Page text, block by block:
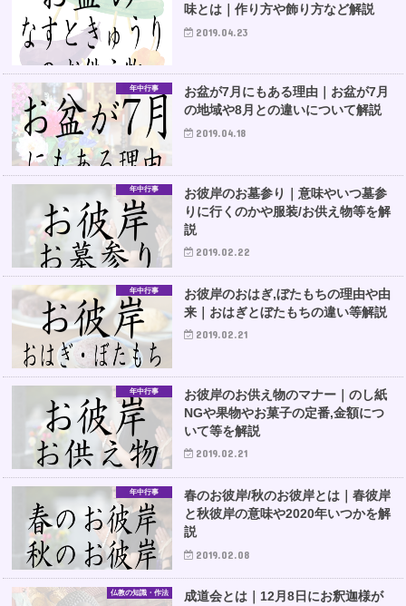
味とは｜作り方や飾り方など解説
2019.04.23
年中行事
お盆が7月にもある理由｜お盆が7月
の地域や8月との違いについて解説
2019.04.18
年中行事
お彼岸のお墓参り｜意味やいつ墓参
りに行くのかや服装/お供え物等を解
説
2019.02.22
年中行事
お彼岸のおはぎ,ぼたもちの理由や由
来｜おはぎとぼたもちの違い等解説
2019.02.21
年中行事
お彼岸のお供え物のマナー｜のし紙
NGや果物やお菓子の定番,金額につ
いて等を解説
2019.02.21
年中行事
春のお彼岸/秋のお彼岸とは｜春彼岸
と秋彼岸の意味や2020年いつかを解
説
2019.02.08
仏教の知識・作法
成道会とは｜12月8日にお釈迦様が